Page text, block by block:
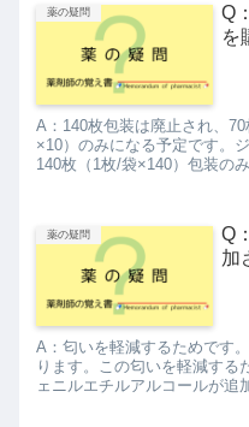
薬の疑問
Q
を
A：140枚包装は廃止され、
×10）のみになる予定です。
140枚（1枚/袋×140）包装の
薬の疑問
Q
加
A：匂いを軽減するためです
ります。この匂いを軽減する
ェニルエチルアルコールが追